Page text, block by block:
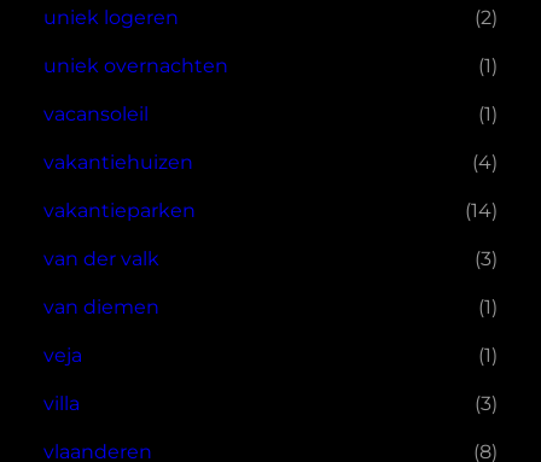
uniek logeren (2)
uniek overnachten (1)
vacansoleil (1)
vakantiehuizen (4)
vakantieparken (14)
van der valk (3)
van diemen (1)
veja (1)
villa (3)
vlaanderen (8)